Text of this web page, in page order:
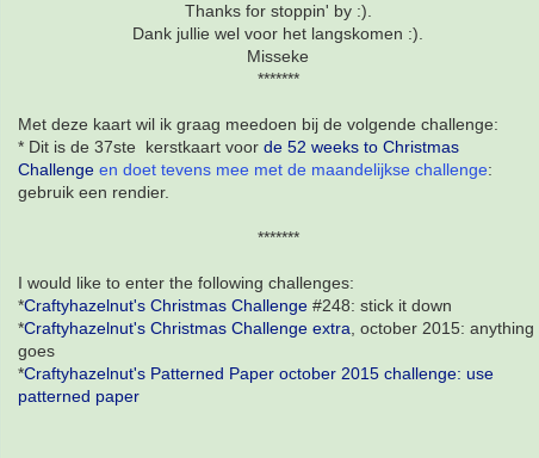
Thanks for stoppin' by :).
Dank jullie wel voor het langskomen :).
Misseke
*******
Met deze kaart wil ik graag meedoen bij de volgende challenge:
* Dit is de 37ste kerstkaart voor de 52 weeks to Christmas
Challenge en doet tevens mee met de maandelijkse challenge:
gebruik een rendier.
*******
I would like to enter the following challenges:
*Craftyhazelnut's Christmas Challenge #248: stick it down
*Craftyhazelnut's Christmas Challenge extra , october 2015: anything
goes
*Craftyhazelnut's Patterned Paper october 2015 challenge: use
patterned paper